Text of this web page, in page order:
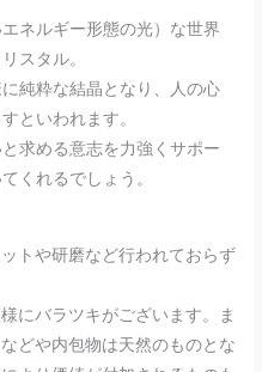
ネルギー形態の光）な世界
スタル。
純粋な結晶となり、人の心
といわれます。
求める意志を力強くサポー
くれるでしょう。
トや研磨など行われておらず
にバラツキがございます。ま
どや内包物は天然のものとな